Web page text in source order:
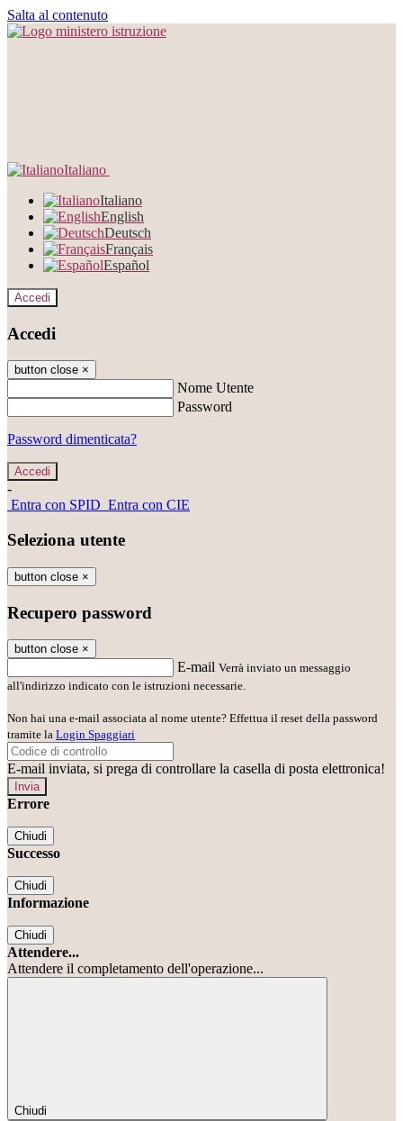
Salta al contenuto
Italiano
Italiano
English
Deutsch
Français
Español
Accedi
Accedi
button close ×
Nome Utente
Password
Password dimenticata?
-
Entra con SPID Entra con CIE
Seleziona utente
button close ×
Recupero password
button close ×
E-mail Verrà inviato un messaggio
all'indirizzo indicato con le istruzioni necessarie.
Non hai una e-mail associata al nome utente? Effettua il reset della password
tramite la Login Spaggiari
E-mail inviata, si prega di controllare la casella di posta elettronica!
Errore
Chiudi
Successo
Chiudi
Informazione
Chiudi
Attendere...
Attendere il completamento dell'operazione...
Chiudi